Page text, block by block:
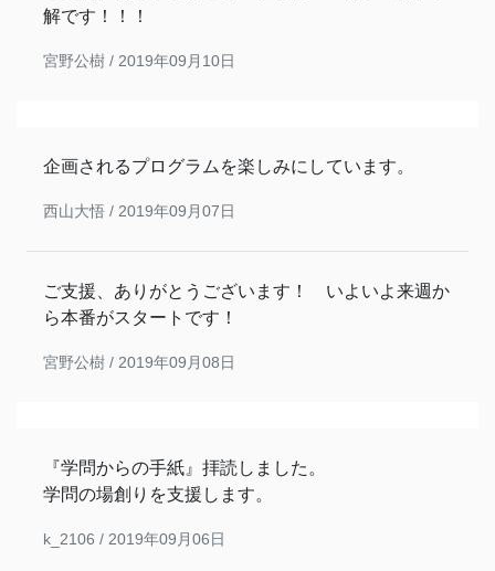
解です！！！
宮野公樹 / 2019年09月10日
企画されるプログラムを楽しみにしています。
西山大悟 / 2019年09月07日
ご支援、ありがとうございます！ いよいよ来週か
ら本番がスタートです！
宮野公樹 / 2019年09月08日
『学問からの手紙』拝読しました。
学問の場創りを支援します。
k_2106 / 2019年09月06日